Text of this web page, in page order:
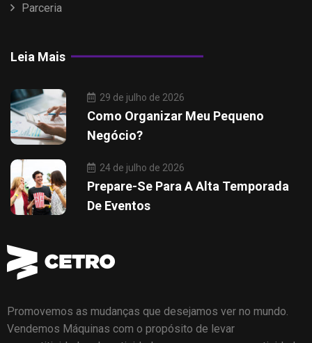
Parceria
Leia Mais
29 de julho de 2026
Como Organizar Meu Pequeno
Negócio?
24 de julho de 2026
Prepare-Se Para A Alta Temporada
De Eventos
Promovemos as mudanças que desejamos ver no mundo.
Vendemos Máquinas com o propósito de levar